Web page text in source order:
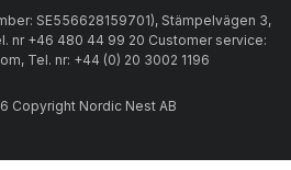
SE556628159701), Stämpelvägen 3,
nr +46 480 44 99 20 Customer service:
Tel. nr: +44 (0) 20 3002 1196
Copyright Nordic Nest AB